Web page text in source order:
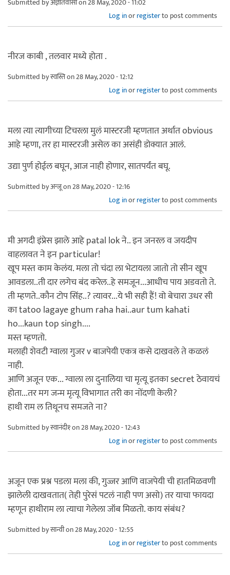
Log inorregisterto post comments
नीरज काबी , तलवार मध्ये होता .
Submitted byस्वस्तिon 28 May, 2020 - 12:12
Log inorregisterto post comments
मला त्या त्यागीच्या टिचरला मुलं मास्टरजी म्हणतात अर्थात obvious
आहे म्हणा, तर हा मास्टरजी असेल का असंही डोक्यात आलं.
उद्या पुर्ण होईल बघून, आज नाही होणार, सातपर्यंत बघू.
Submitted byअन्जूon 28 May, 2020 - 12:16
Log inorregisterto post comments
मी अगदी इंप्रेस झाले आहे patal lok ने.. इन जनरल व जयदीप
वाहलावत ने इन particular!
खूप मस्त काम केलंय. मला तो चंदा ला भेटायला जातो तो सीन खूप
आवडला..ती दार लगेच बंद करेल..हे समजून...आधीच पाय अडवतो ते.
ती म्हणते..कौन टोप सिंह..? त्यावर...ये भी सही हैं! वो बेचारा उधर सी
का tatoo lagaye ghum raha hai..aur tum kahati
ho...kaun top singh....
मस्त म्हणतो.
मलाही शेवटी ग्वाला गुजर v बाजपेयी एकत्र कसे दाखवले ते कळलं
नाही.
आणि अजून एक... ग्वाला ला दुनालिया चा मृत्यू इतका secret ठेवायचं
होता...तर मग जन्म मृत्यू विभागात तरी का नोंदणी केली?
हाथी राम ल तिथूनच समजते ना?
Submitted byस्वानंदी१on 28 May, 2020 - 12:43
Log inorregisterto post comments
अजून एक प्रश्न पडला मला की, गुज्जर आणि वाजपेयी ची हातमिळवणी
झालेली दाखवतात( तेही पुरेसं पटलं नाही पण असो) तर याचा फायदा
म्हणून हाथीराम ला त्याचा गेलेला जॉब मिळतो. काय संबंध?
Submitted byसान्वीon 28 May, 2020 - 12:55
Log inorregisterto post comments